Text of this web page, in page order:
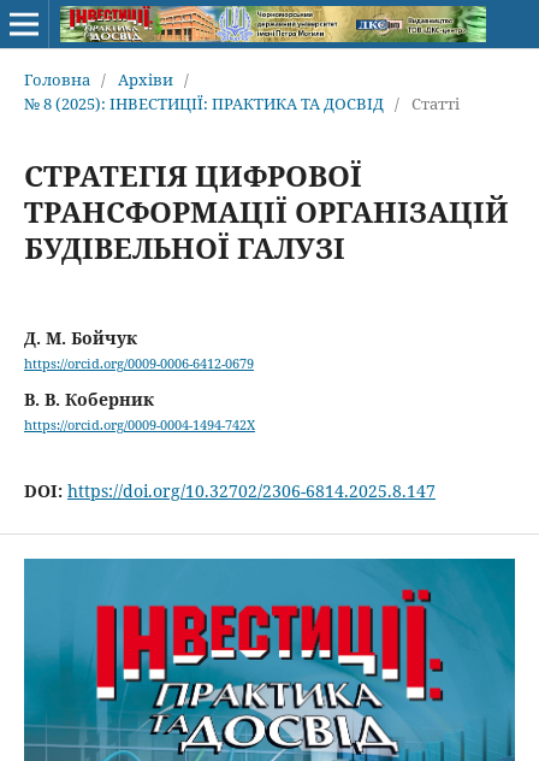
Головна / Архіви /
№ 8 (2025): ІНВЕСТИЦІЇ: ПРАКТИКА ТА ДОСВІД / Статті
СТРАТЕГІЯ ЦИФРОВОЇ
ТРАНСФОРМАЦІЇ ОРГАНІЗАЦІЙ
БУДІВЕЛЬНОЇ ГАЛУЗІ
Д. М. Бойчук
https://orcid.org/0009-0006-6412-0679
В. В. Коберник
https://orcid.org/0009-0004-1494-742X
DOI: https://doi.org/10.32702/2306-6814.2025.8.147